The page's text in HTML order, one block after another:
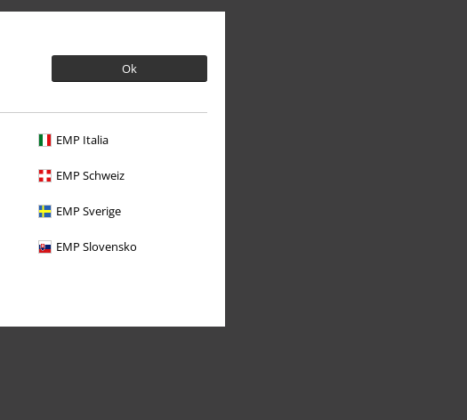
Ok
EMP Italia
EMP Schweiz
EMP Sverige
EMP Slovensko